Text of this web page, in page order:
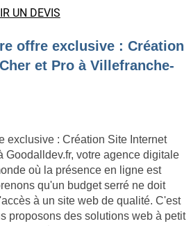
UN DEVIS
offre exclusive : Création
et Pro à Villefranche-
exclusive : Création Site Internet
Goodalldev.fr, votre agence digitale
où la présence en ligne est
qu'un budget serré ne doit
à un site web de qualité. C'est
proposons des solutions web à petit